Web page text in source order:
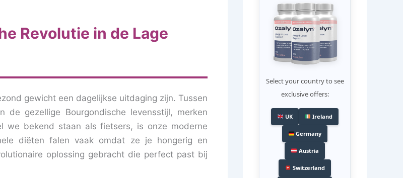
Revolutie in de Lage
gewicht een dagelijkse uitdaging zijn. Tussen
gezellige Bourgondische levensstijl, merken
we bekend staan als fietsers, is onze moderne
diëten falen vaak omdat ze je hongerig en
oplossing gebracht die perfect past bij
Select your country to see
exclusive offers:
UK Ireland
Germany
Austria
Switzerland